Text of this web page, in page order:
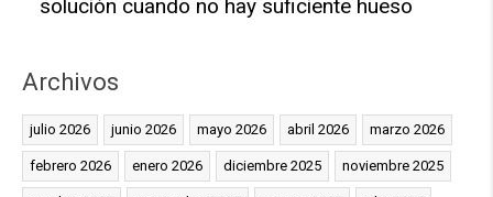
solución cuando no hay suficiente hueso
Archivos
julio 2026 junio 2026 mayo 2026 abril 2026 marzo 2026
febrero 2026 enero 2026 diciembre 2025 noviembre 2025